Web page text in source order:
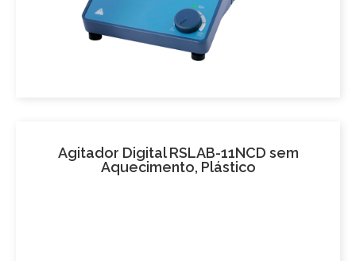
Agitador Digital RSLAB-11NCD sem
Aquecimento, Plástico